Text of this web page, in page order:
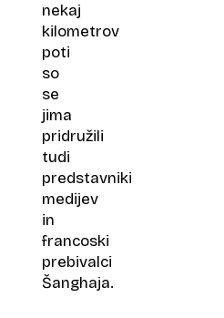
nekaj
kilometrov
poti
so
se
jima
pridružili
tudi
predstavniki
medijev
in
francoski
prebivalci
Šanghaja.